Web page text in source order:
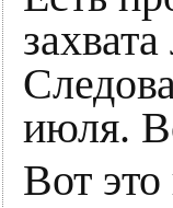
июля.
Вот это